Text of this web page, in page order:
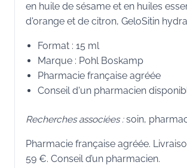
en huile de sésame et en huiles
d'orange et de citron, GeloSitin
Format : 15 ml
Marque : Pohl Boskamp
Pharmacie française agréée
Conseil d'un pharmacien
Recherches associées :soin,
Pharmacie française agréée.
59 €. Conseil d’un pharmacien.